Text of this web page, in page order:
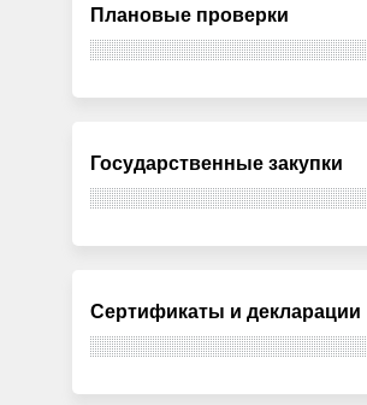
Плановые проверки
Государственные закупки
Сертификаты и декларации